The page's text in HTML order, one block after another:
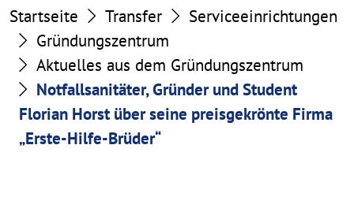
Startseite Transfer
Serviceeinrichtungen
Gründungszentrum
Aktuelles aus dem Gründungszentrum
Notfallsanitäter, Gründer und Student
Florian Horst über seine preisgekrönte Firma
„Erste-Hilfe-Brüder“